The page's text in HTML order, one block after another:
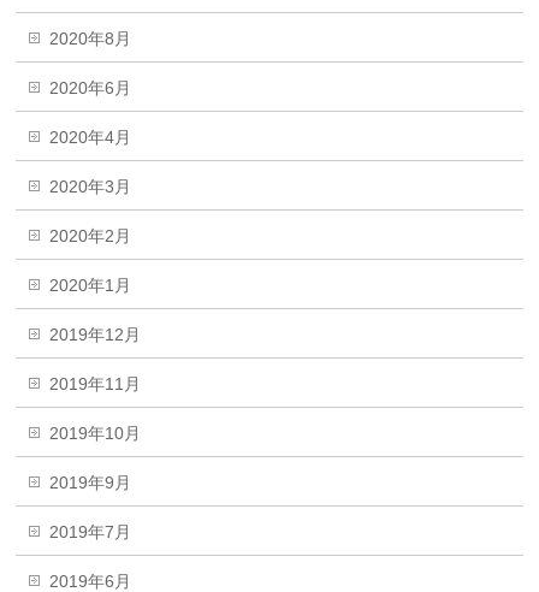
2020年8月
2020年6月
2020年4月
2020年3月
2020年2月
2020年1月
2019年12月
2019年11月
2019年10月
2019年9月
2019年7月
2019年6月